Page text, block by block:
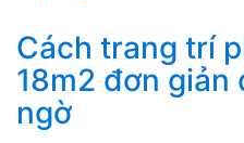
Cách trang trí
18m2 đơn giản
ngờ